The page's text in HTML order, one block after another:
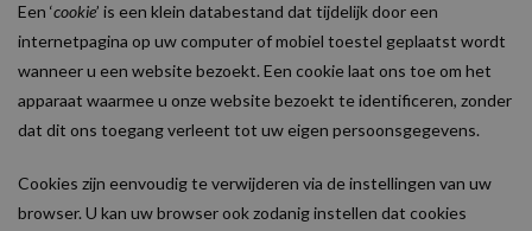
Een ‘cookie’ is een klein databestand dat tijdelijk door een
internetpagina op uw computer of mobiel toestel geplaatst wordt
wanneer u een website bezoekt. Een cookie laat ons toe om het
apparaat waarmee u onze website bezoekt te identificeren, zonder
dat dit ons toegang verleent tot uw eigen persoonsgegevens.
Cookies zijn eenvoudig te verwijderen via de instellingen van uw
browser. U kan uw browser ook zodanig instellen dat cookies